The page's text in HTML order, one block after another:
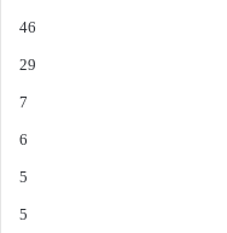
46
29
7
6
5
5